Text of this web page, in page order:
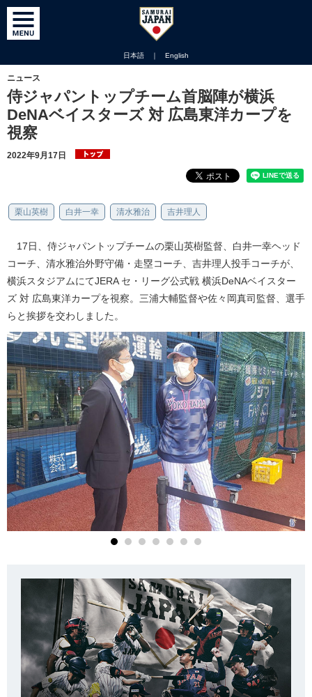
日本語 ｜ English
ニュース
侍ジャパントップチーム首脳陣が横浜
DeNAベイスターズ 対 広島東洋カープを
視察
2022年9月17日
栗山英樹 白井一幸 清水雅治 吉井理人
17日、侍ジャパントップチームの栗山英樹監督、白井一幸ヘッド
コーチ、清水雅治外野守備・走塁コーチ、吉井理人投手コーチが、
横浜スタジアムにてJERA セ・リーグ公式戦 横浜DeNAベイスター
ズ 対 広島東洋カープを視察。三浦大輔監督や佐々岡真司監督、選手
らと挨拶を交わしました。